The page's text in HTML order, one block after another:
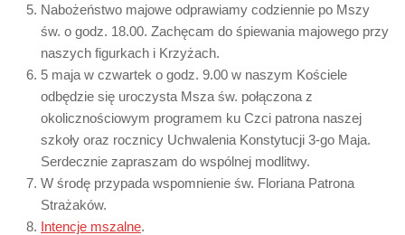
Nabożeństwo majowe odprawiamy codziennie po Mszy
św. o godz. 18.00. Zachęcam do śpiewania majowego przy
naszych figurkach i Krzyżach.
5 maja w czwartek o godz. 9.00 w naszym Kościele
odbędzie się uroczysta Msza św. połączona z
okolicznościowym programem ku Czci patrona naszej
szkoły oraz rocznicy Uchwalenia Konstytucji 3-go Maja.
Serdecznie zapraszam do wspólnej modlitwy.
W środę przypada wspomnienie św. Floriana Patrona
Strażaków.
Intencje mszalne.